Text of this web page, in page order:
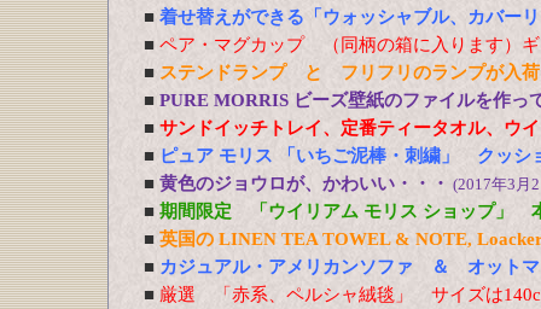
■ 着せ替えができる「ウォッシャブル、カバー
■ ペア・マグカップ （同柄の箱に入ります）
■ ステンドランプ と フリフリのランプが入荷
■ PURE MORRIS ビーズ壁紙のファイルを作っ
■ サンドイッチトレイ、定番ティータオル、ウ
■ ピュア モリス 「いちご泥棒・刺繍」 クッシ
■ 黄色のジョウロが、かわいい・・・ (2017年3月
■ 期間限定 「ウイリアム モリス ショップ」
■ 英国の LINEN TEA TOWEL & NOTE,
■ カジュアル・アメリカンソファ ＆ オット
■ 厳選 「赤系、ペルシャ絨毯」 サイズは